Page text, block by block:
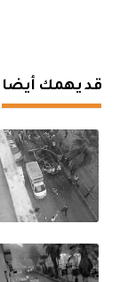
قد يهمك أيضا